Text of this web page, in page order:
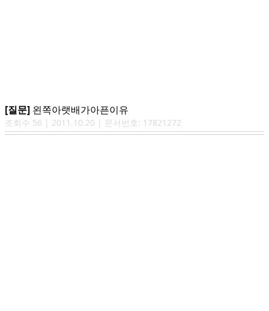
[질문] 왼쪽아랫배가아픈이유
조회수 56 | 2011.10.20 | 문서번호: 17821272